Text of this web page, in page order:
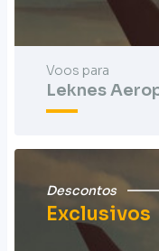
Voos para
Leknes
Descontos
Exclusivos